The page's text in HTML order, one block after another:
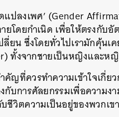
แปลงเพศ’ (Gender
ายโดยกำเนิด เพื่อให้ตรง
ลี่ยน ซึ่งโดยทั่วไปเรามักคุ้น
ทั้งจากชายเป็นหญิงและห
คัญที่ควรทำความเข้าใจเกี่
กับการศัลยกรรมเพื่อความง
ชีวิตความเป็นอยู่ของพวกเ